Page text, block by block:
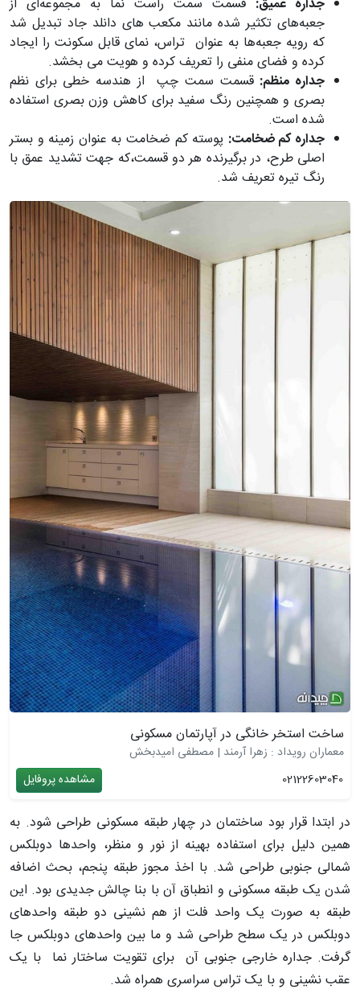
جداره عمیق: قسمت سمت راست نما به مجموعه‌ای از
جعبه‌های تکثیر شده مانند مکعب های دانلد جاد تبدیل شد
که رویه جعبه‌ها به عنوان تراس، نمای قابل سکونت را ایجاد
کرده و فضای منفی را تعریف کرده و هویت می بخشد.
جداره منظم: قسمت سمت چپ از هندسه خطی برای نظم
بصری و همچنین رنگ سفید برای کاهش وزن بصری استفاده
شده است.
جداره کم ‌ضخامت: پوسته کم ضخامت به عنوان زمینه و بستر
اصلی طرح، در برگیرنده هر دو قسمت،که جهت تشدید عمق با
رنگ تیره تعریف شد.
ساخت استخر خانگی در آپارتمان مسکونی
معماران رویداد : زهرا آرمند | مصطفی امیدبخش
02122603040
مشاهده پروفایل
در ابتدا قرار بود ساختمان در چهار طبقه مسکونی طراحی شود. به
همین دلیل برای استفاده بهینه از نور و منظر، واحدها دوبلکس
شمالی جنوبی طراحی شد. با اخذ مجوز طبقه پنجم، بحث اضافه
شدن یک طبقه مسکونی و انطباق آن با بنا چالش جدیدی بود. این
طبقه به صورت یک واحد فلت از هم نشینی دو طبقه واحدهای
دوبلکس در یک سطح طراحی شد و ما بین واحدهای دوبلکس جا
گرفت. جداره خارجی جنوبی آن برای تقویت ساختار نما با یک
عقب نشینی و با یک تراس سراسری همراه شد.